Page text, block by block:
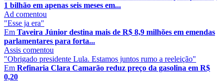
1 bilhão em apenas seis meses em...
Ad comentou
"Esse ja era"
Em Taveira Júnior destina mais de R$ 8,9 milhões em emendas
parlamentares para forta...
Assis comentou
"Obrigado presidente Lula. Estamos juntos rumo a reeleição"
Em Refinaria Clara Camarão reduz preço da gasolina em R$
0,20